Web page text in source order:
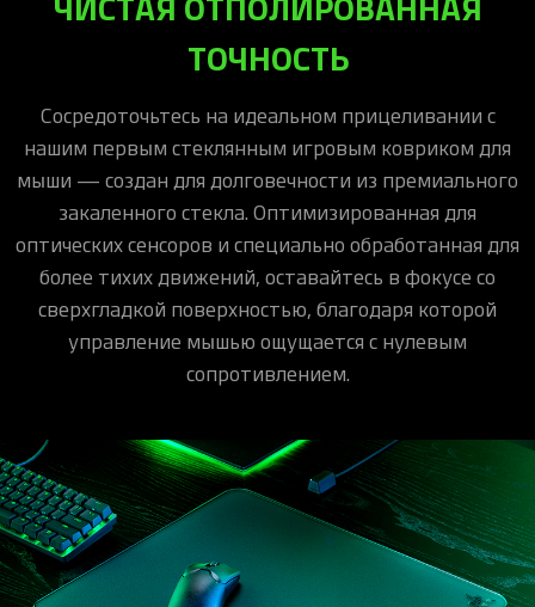
ТОЧНОСТЬ
Сосредоточьтесь на идеальном прицеливании с
нашим первым стеклянным игровым ковриком для
мыши — создан для долговечности из премиального
закаленного стекла. Оптимизированная для
оптических сенсоров и специально обработанная для
более тихих движений, оставайтесь в фокусе со
сверхгладкой поверхностью, благодаря которой
управление мышью ощущается с нулевым
сопротивлением.